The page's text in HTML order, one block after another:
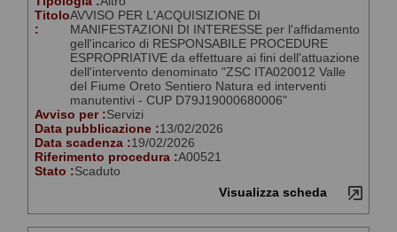
Titolo
:
AVVISO PER L'ACQUISIZIONE DI
MANIFESTAZIONI DI INTERESSE per l'affidamento
gell'incarico di RESPONSABILE PROCEDURE
ESPROPRIATIVE da effettuare ai fini dell'attuazione
dell'intervento denominato "ZSC ITA020012 Valle
del Fiume Oreto Sentiero Natura ed interventi
manutentivi - CUP D79J19000680006"
Avviso per :Servizi
Data pubblicazione :13/02/2026
Data scadenza :19/02/2026
Riferimento procedura :A00521
Stato :Scaduto
Visualizza scheda